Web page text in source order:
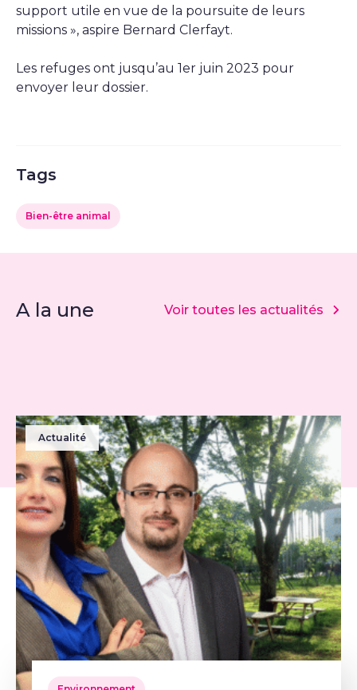
support utile en vue de la poursuite de leurs
missions », aspire Bernard Clerfayt.
Les refuges ont jusqu’au 1er juin 2023 pour
envoyer leur dossier.
Tags
Bien-être animal
A la une Voir toutes les actualités
Actualité